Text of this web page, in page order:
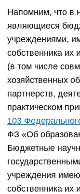
Напомним, что в
являющиеся
учреждениями,
собственника их
(в том числе
хозяйственных
партнерств,
практическом
103
ФЗ «Об
Бюджетные
учреждения
собственника их